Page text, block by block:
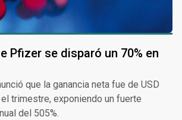
Pfizer se disparó un 70% en
que la ganancia neta fue de USD
trimestre, exponiendo un fuerte
del 505%.